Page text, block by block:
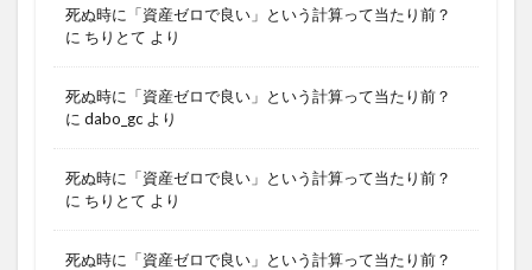
死ぬ時に「資産ゼロで良い」という計算って当たり前？
に ちりとて より
死ぬ時に「資産ゼロで良い」という計算って当たり前？
に dabo_gc より
死ぬ時に「資産ゼロで良い」という計算って当たり前？
に ちりとて より
死ぬ時に「資産ゼロで良い」という計算って当たり前？